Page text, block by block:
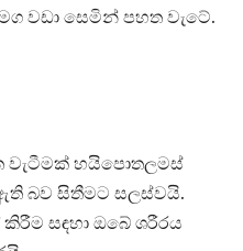
වඩා සෙමින් පහත වැටේ.
වැටීමක් හයිපොතලමස්
බව සිතීමට සලස්වයි.
සඳහා ඔබේ ශරීරය